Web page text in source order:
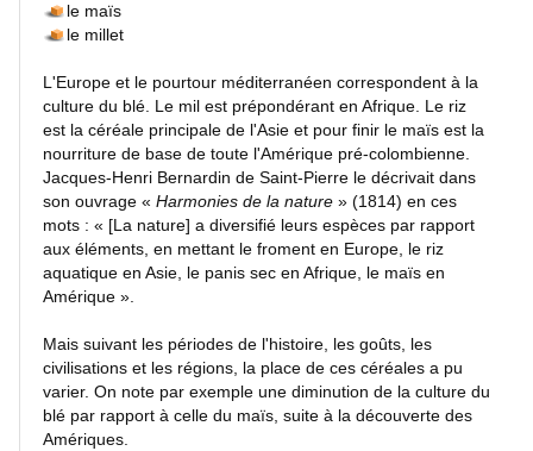
Les
dernières
MEMBRES
Connexion
Gratuits
Rechercher une photo :
Insérer un mot clef :
le maïs
le millet
L'Europe et le pourtour méditerranéen correspondent à la
culture du blé. Le mil est prépondérant en Afrique. Le riz
est la céréale principale de l'Asie et pour finir le maïs est la
nourriture de base de toute l'Amérique pré-colombienne.
Jacques-Henri Bernardin de Saint-Pierre le décrivait dans
son ouvrage « Harmonies de la nature » (1814) en ces
mots : « [La nature] a diversifié leurs espèces par rapport
aux éléments, en mettant le froment en Europe, le riz
aquatique en Asie, le panis sec en Afrique, le maïs en
Amérique ».
Mais suivant les périodes de l'histoire, les goûts, les
civilisations et les régions, la place de ces céréales a pu
varier. On note par exemple une diminution de la culture du
blé par rapport à celle du maïs, suite à la découverte des
Amériques.